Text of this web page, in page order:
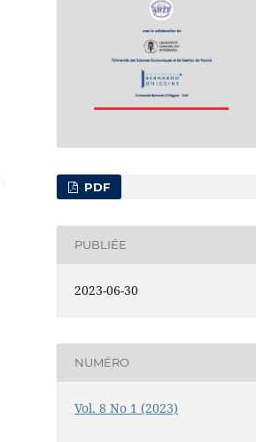
PDF
PUBLIÉE
2023-06-30
NUMÉRO
Vol. 8 No 1 (2023)